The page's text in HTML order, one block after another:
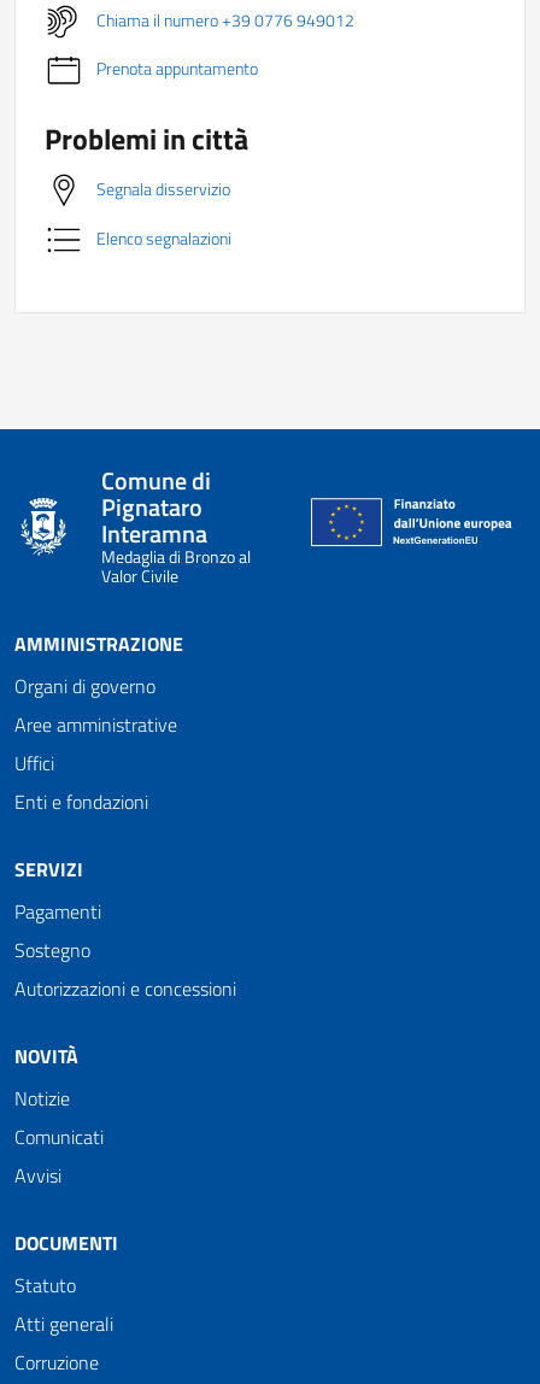
Chiama il numero +39 0776 949012
Prenota appuntamento
Problemi in città
Segnala disservizio
Elenco segnalazioni
Comune di
Pignataro
Interamna
Medaglia di Bronzo al
Valor Civile
AMMINISTRAZIONE
Organi di governo
Aree amministrative
Uffici
Enti e fondazioni
SERVIZI
Pagamenti
Sostegno
Autorizzazioni e concessioni
NOVITÀ
Notizie
Comunicati
Avvisi
DOCUMENTI
Statuto
Atti generali
Corruzione